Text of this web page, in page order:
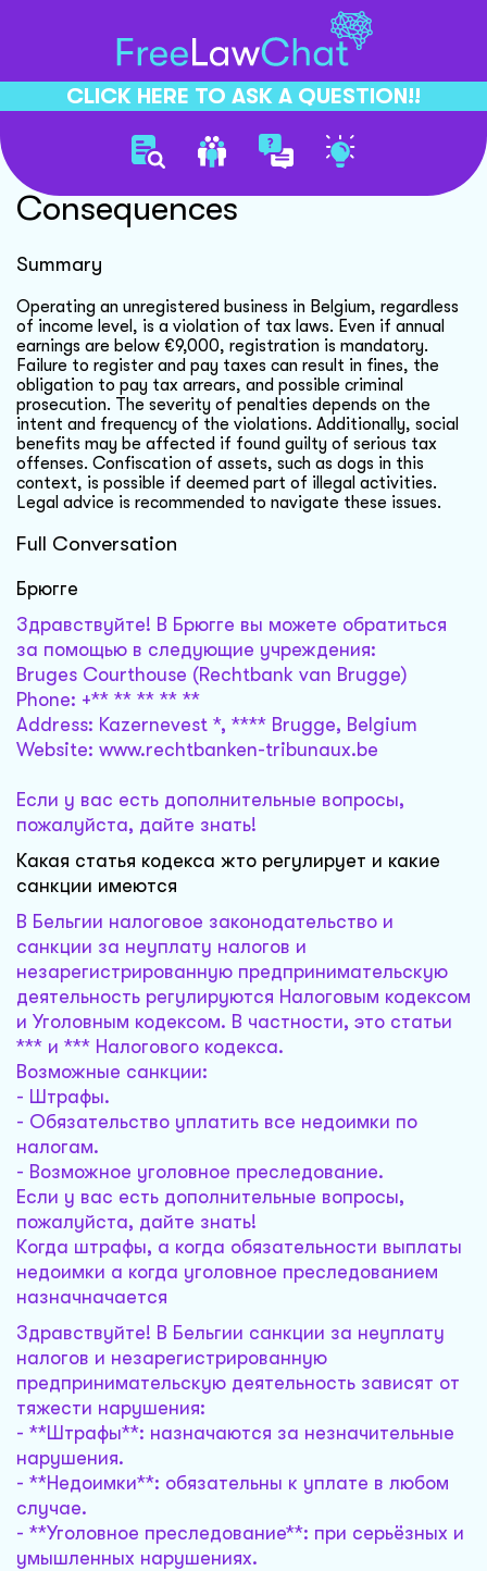
CLICK HERE TO ASK A QUESTION!!
Unregistered Business Tax
Consequences
Summary
Operating an unregistered business in Belgium, regardless
of income level, is a violation of tax laws. Even if annual
earnings are below €9,000, registration is mandatory.
Failure to register and pay taxes can result in fines, the
obligation to pay tax arrears, and possible criminal
prosecution. The severity of penalties depends on the
intent and frequency of the violations. Additionally, social
benefits may be affected if found guilty of serious tax
offenses. Confiscation of assets, such as dogs in this
context, is possible if deemed part of illegal activities.
Legal advice is recommended to navigate these issues.
Full Conversation
Брюгге
Здравствуйте! В Брюгге вы можете обратиться
за помощью в следующие учреждения:
Bruges Courthouse (Rechtbank van Brugge)
Phone: +** ** ** ** **
Address: Kazernevest *, **** Brugge, Belgium
Website: www.rechtbanken-tribunaux.be
Если у вас есть дополнительные вопросы,
пожалуйста, дайте знать!
Какая статья кодекса жто регулирует и какие
санкции имеются
В Бельгии налоговое законодательство и
санкции за неуплату налогов и
незарегистрированную предпринимательскую
деятельность регулируются Налоговым кодексом
и Уголовным кодексом. В частности, это статьи
*** и *** Налогового кодекса.
Возможные санкции:
- Штрафы.
- Обязательство уплатить все недоимки по
налогам.
- Возможное уголовное преследование.
Если у вас есть дополнительные вопросы,
пожалуйста, дайте знать!
Когда штрафы, а когда обязательности выплаты
недоимки а когда уголовное преследованием
назначначается
Здравствуйте! В Бельгии санкции за неуплату
налогов и незарегистрированную
предпринимательскую деятельность зависят от
тяжести нарушения:
- **Штрафы**: назначаются за незначительные
нарушения.
- **Недоимки**: обязательны к уплате в любом
случае.
- **Уголовное преследование**: при серьёзных и
умышленных нарушениях.